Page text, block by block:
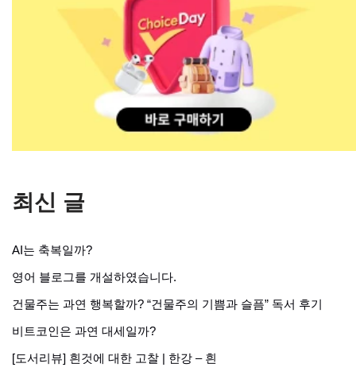
최신 글
AI는 축복일까?
영어 블로그를 개설하였습니다.
건물주는 과연 행복할까? “건물주의 기쁨과 슬픔” 독서 후기
비트코인은 과연 대세일까?
[도서리뷰] 흰것에 대한 고찰 | 한강 – 흰